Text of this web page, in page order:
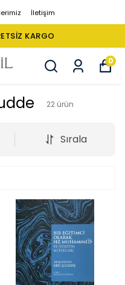
İletişim
KARGO
0
22 ürün
Sırala